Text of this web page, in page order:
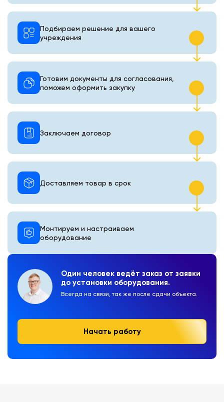
Один человек ведёт заказ от заявки
до установки оборудования.
Всегда на связи, так же после сдачи объекта.
Начать работу
Подбираем решение для вашего
учреждения
Готовим документы для согласования,
поможем оформить закупку
Монтируем и настраиваем
оборудование
Доставляем товар в срок
Заключаем договор